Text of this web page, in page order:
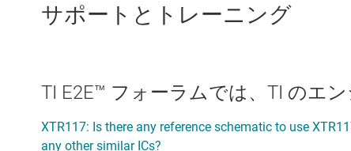
サポートとトレーニング
TI E2E™ フォーラムでは、TI のエ